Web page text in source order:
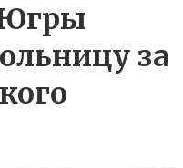
за